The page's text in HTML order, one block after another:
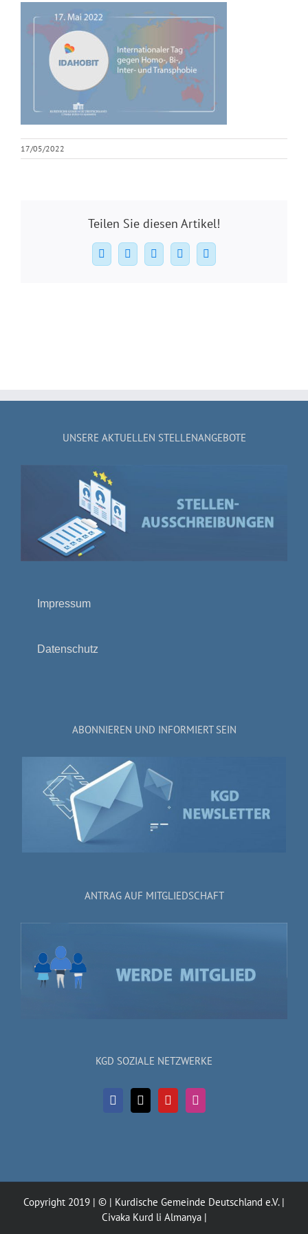
17/05/2022
Teilen Sie diesen Artikel!
Facebook
X WhatsAppPinterest
E-
Mail
UNSERE AKTUELLEN STELLENANGEBOTE
Impressum
Datenschutz
ABONNIEREN UND INFORMIERT SEIN
ANTRAG AUF MITGLIEDSCHAFT
KGD SOZIALE NETZWERKE
Copyright 2019 | © | Kurdische Gemeinde Deutschland e.V. |
Civaka Kurd li Almanya |